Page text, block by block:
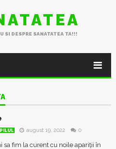
SI DESPRE SANATATEA TA!!!
august 19, 2022 0
sa fim la curent cu noile apariții în